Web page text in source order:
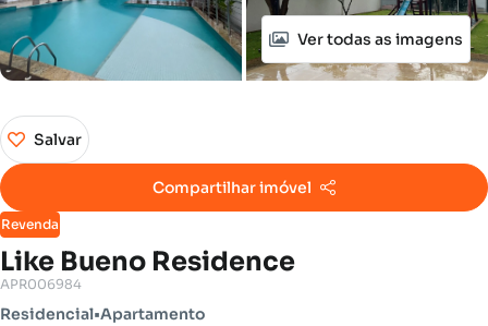
Ver todas as imagens
Revenda
Like Bueno Residence
Salvar
Compartilhar imóvel
APR006984
Residencial•Apartamento